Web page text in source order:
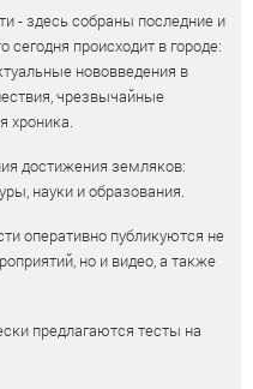
- здесь собраны последние и
происходит в городе:
нововведения в
чрезвычайные
хроника.
достижения земляков:
науки и образования.
оперативно публикуются не
но и видео, а также
предлагаются тесты на